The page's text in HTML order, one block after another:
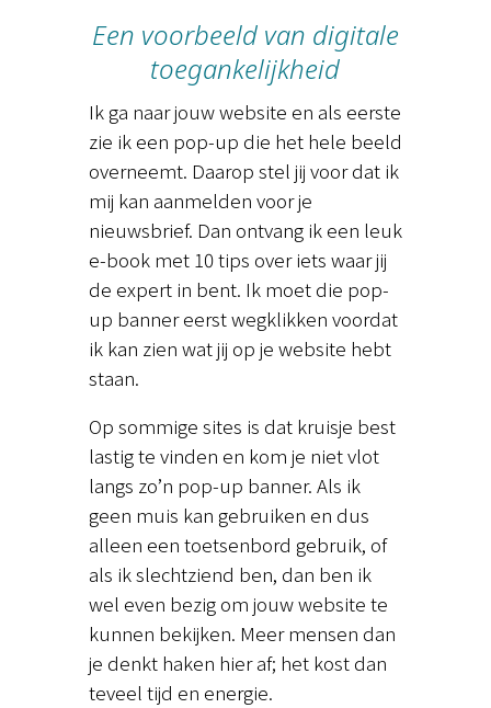
Een voorbeeld van digitale
toegankelijkheid
Ik ga naar jouw website en als eerste
zie ik een pop-up die het hele beeld
overneemt. Daarop stel jij voor dat ik
mij kan aanmelden voor je
nieuwsbrief. Dan ontvang ik een leuk
e-book met 10 tips over iets waar jij
de expert in bent. Ik moet die pop-
up banner eerst wegklikken voordat
ik kan zien wat jij op je website hebt
staan.
Op sommige sites is dat kruisje best
lastig te vinden en kom je niet vlot
langs zo’n pop-up banner. Als ik
geen muis kan gebruiken en dus
alleen een toetsenbord gebruik, of
als ik slechtziend ben, dan ben ik
wel even bezig om jouw website te
kunnen bekijken. Meer mensen dan
je denkt haken hier af; het kost dan
teveel tijd en energie.